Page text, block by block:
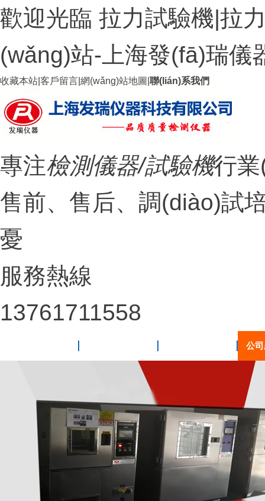
歡迎光臨 拉力試驗機|拉
(wǎng)站-上海發(fā)瑞儀
收藏本站 客戶留言 網(wǎng)站地圖 聯(lián)系我們
專注檢測儀器/試驗機行
售前、售后、調(diào)試
憂
服務熱線
13761711558
公